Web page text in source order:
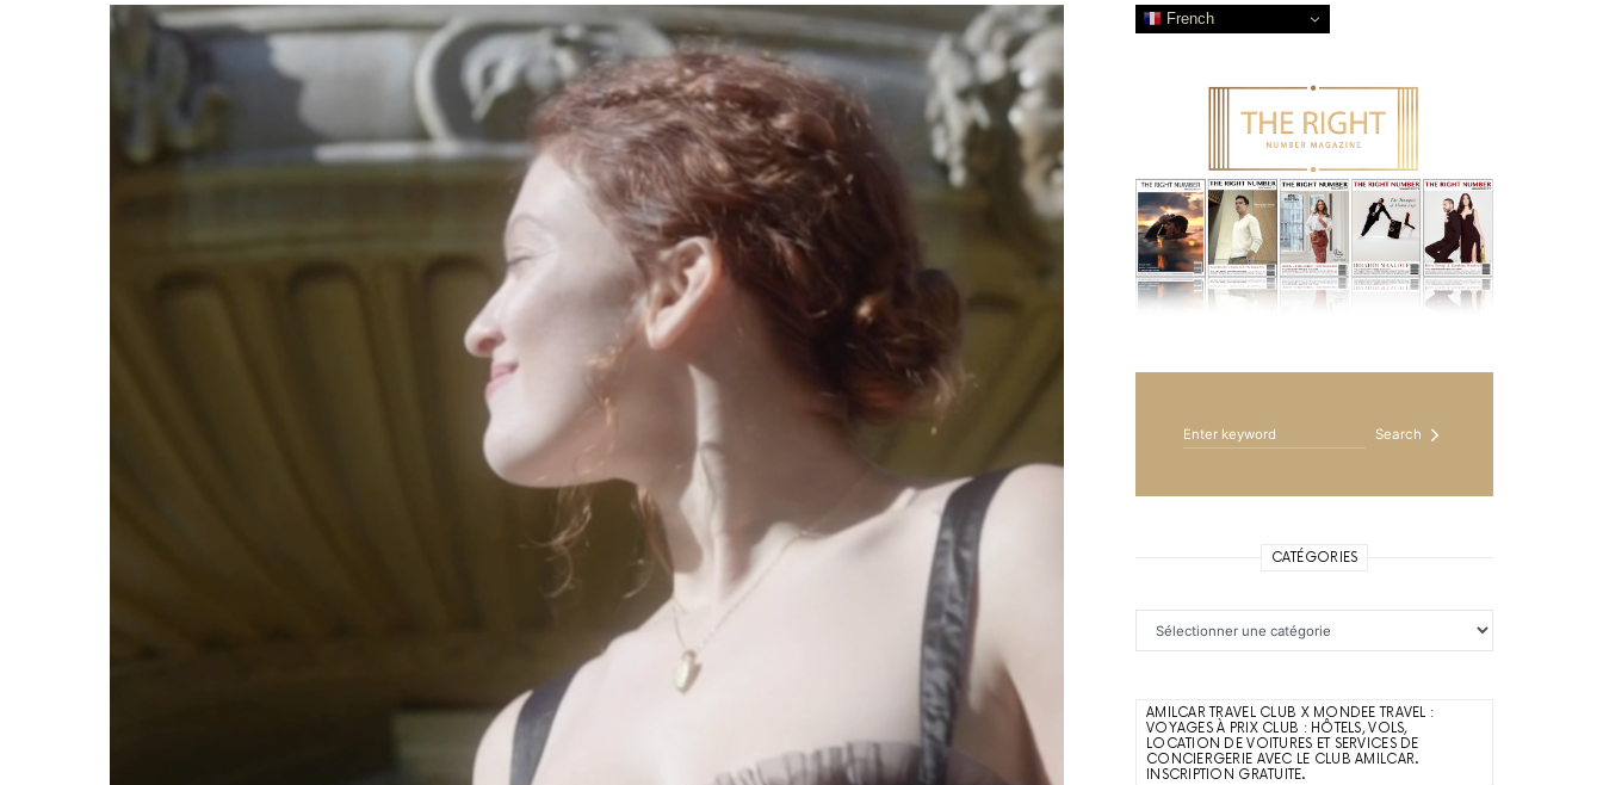
French
Search
CATÉGORIES
AMILCAR TRAVEL CLUB X MONDEE TRAVEL :
VOYAGES À PRIX CLUB : HÔTELS, VOLS,
LOCATION DE VOITURES ET SERVICES DE
CONCIERGERIE AVEC LE CLUB AMILCAR.
INSCRIPTION GRATUITE.